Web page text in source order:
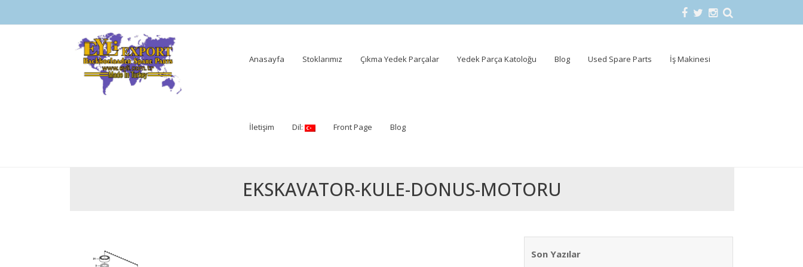
Skip
Anasayfa Stoklarımız Çıkma Yedek Parçalar Yedek Parça Katoloğu Blog Used Spare Parts İş Makinesi
İletişim Dil: Front Page Blog
EKSKAVATOR-KULE-DONUS-MOTORU
Son Yazılar